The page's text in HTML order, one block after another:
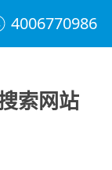
4006770986
索网站